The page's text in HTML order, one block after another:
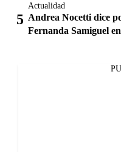
Actualidad
Andrea Nocetti dice
Fernanda Samiguel